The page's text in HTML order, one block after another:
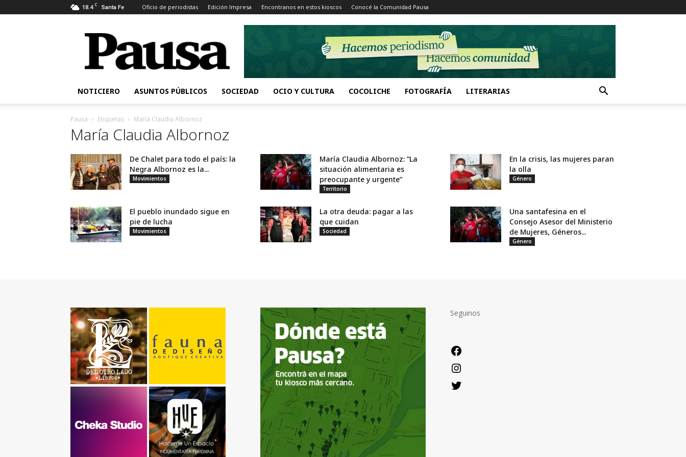
18.4 C Santa Fe Oficio de periodistas Edición Impresa Encontranos en estos kioscos Conocé la Comunidad Pausa
Pausa
NOTICIERO ASUNTOS PÚBLICOS SOCIEDAD OCIO Y CULTURA COCOLICHE FOTOGRAFÍA LITERARIAS
Pausa Etiquetas María Claudia Albornoz
María Claudia Albornoz
De Chalet para todo el país: la
Negra Albornoz es la...
Movimientos
María Claudia Albornoz: “La
situación alimentaria es
preocupante y urgente”
Territorio
En la crisis, las mujeres paran
la olla
Género
El pueblo inundado sigue en
pie de lucha
Movimientos
La otra deuda: pagar a las
que cuidan
Sociedad
Una santafesina en el
Consejo Asesor del Ministerio
de Mujeres, Géneros...
Género
Seguinos